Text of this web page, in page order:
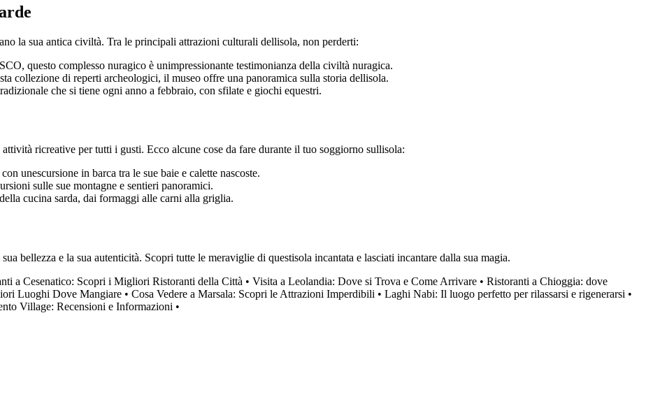
la sua antica civiltà. Tra le principali attrazioni culturali dellisola, non perderti:
questo complesso nuragico è unimpressionante testimonianza della civiltà nuragica.
collezione di reperti archeologici, il museo offre una panoramica sulla storia dellisola.
che si tiene ogni anno a febbraio, con sfilate e giochi equestri.
ricreative per tutti i gusti. Ecco alcune cose da fare durante il tuo soggiorno sullisola:
unescursione in barca tra le sue baie e calette nascoste.
sulle sue montagne e sentieri panoramici.
cucina sarda, dai formaggi alle carni alla griglia.
bellezza e la sua autenticità. Scopri tutte le meraviglie di questisola incantata e lasciati incantare dalla sua magia.
a Cesenatico: Scopri i Migliori Ristoranti della Città • Visita a Leolandia: Dove si Trova e Come Arrivare • Ristoranti a Chioggia: dove
Luoghi Dove Mangiare • Cosa Vedere a Marsala: Scopri le Attrazioni Imperdibili • Laghi Nabi: Il luogo perfetto per rilassarsi e rigenerarsi •
Village: Recensioni e Informazioni •